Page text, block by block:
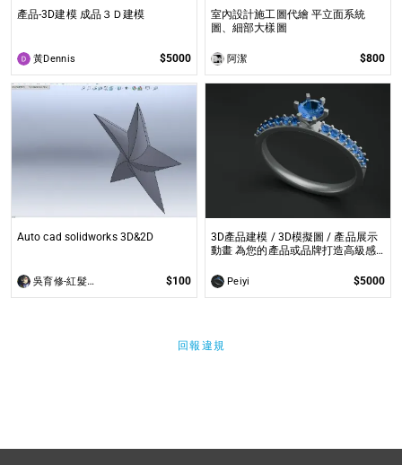
產品-3D建模 成品３Ｄ建模
黃Dennis $5000
室內設計施工圖代繪 平立面系統
圖、細部大樣圖
阿潔 $800
Auto cad solidworks 3D&2D
吳育修-紅髮的修傑羅特 $100
3D產品建模 / 3D模擬圖 / 產品展示
動畫 為您的產品或品牌打造高級感
Peiyi $5000
回報違規